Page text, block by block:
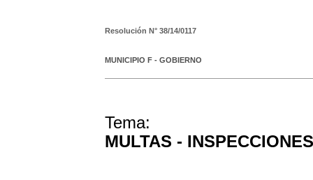
Resolución N° 38/14/0117
MUNICIPIO F - GOBIERNO
Tema:
MULTAS -